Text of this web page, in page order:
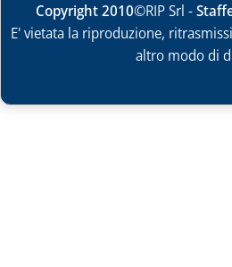
Copyright 2010©RIP Srl -
E' vietata la riproduzione,
altro modo di